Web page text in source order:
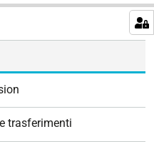
trasferimenti